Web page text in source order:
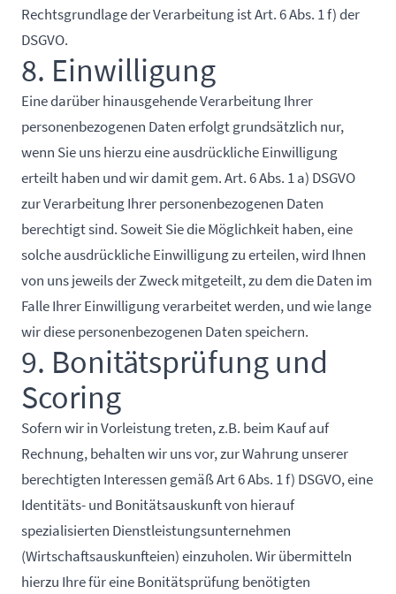
Rechtsgrundlage der Verarbeitung ist Art. 6 Abs. 1 f) der
DSGVO.
8. Einwilligung
Eine darüber hinausgehende Verarbeitung Ihrer
personenbezogenen Daten erfolgt grundsätzlich nur,
wenn Sie uns hierzu eine ausdrückliche Einwilligung
erteilt haben und wir damit gem. Art. 6 Abs. 1 a) DSGVO
zur Verarbeitung Ihrer personenbezogenen Daten
berechtigt sind. Soweit Sie die Möglichkeit haben, eine
solche ausdrückliche Einwilligung zu erteilen, wird Ihnen
von uns jeweils der Zweck mitgeteilt, zu dem die Daten im
Falle Ihrer Einwilligung verarbeitet werden, und wie lange
wir diese personenbezogenen Daten speichern.
9. Bonitätsprüfung und
Scoring
Sofern wir in Vorleistung treten, z.B. beim Kauf auf
Rechnung, behalten wir uns vor, zur Wahrung unserer
berechtigten Interessen gemäß Art 6 Abs. 1 f) DSGVO, eine
Identitäts- und Bonitätsauskunft von hierauf
spezialisierten Dienstleistungsunternehmen
(Wirtschaftsauskunfteien) einzuholen. Wir übermitteln
hierzu Ihre für eine Bonitätsprüfung benötigten